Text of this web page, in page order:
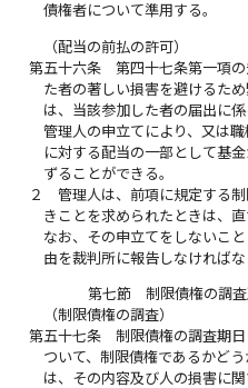
債権者について準用する。
（配当の前払の許可）
第五十六条
第四十七条第一項
た者の著しい損害を避けるた
は、当該参加した者の届出に
管理人の申立てにより、又は
に対する配当の一部として基
ずることができる。
２
管理人は、前項に規定する
きことを求められたときは、
なお、その申立てをしないこ
由を裁判所に報告しなければな
第七節 制限債権の調査
（制限債権の調査）
第五十七条
制限債権の調査期
ついて、制限債権であるかど
は、その内容及び人の損害に